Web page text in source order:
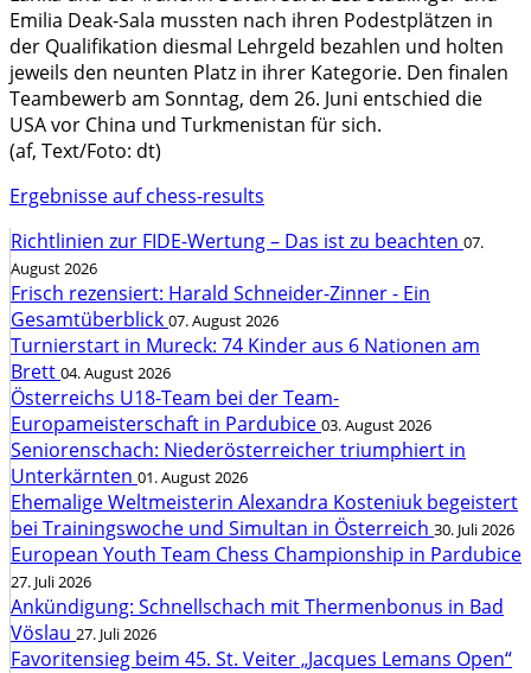
Emilia Deak-Sala mussten nach ihren Podestplätzen in
der Qualifikation diesmal Lehrgeld bezahlen und holten
jeweils den neunten Platz in ihrer Kategorie. Den finalen
Teambewerb am Sonntag, dem 26. Juni entschied die
USA vor China und Turkmenistan für sich.
(af, Text/Foto: dt)
Ergebnisse auf chess-results
Richtlinien zur FIDE-Wertung – Das ist zu beachten 07.
August 2026
Frisch rezensiert: Harald Schneider-Zinner - Ein
Gesamtüberblick 07. August 2026
Turnierstart in Mureck: 74 Kinder aus 6 Nationen am
Brett 04. August 2026
Österreichs U18-Team bei der Team-
Europameisterschaft in Pardubice 03. August 2026
Seniorenschach: Niederösterreicher triumphiert in
Unterkärnten 01. August 2026
Ehemalige Weltmeisterin Alexandra Kosteniuk begeistert
bei Trainingswoche und Simultan in Österreich 30. Juli 2026
European Youth Team Chess Championship in Pardubice
27. Juli 2026
Ankündigung: Schnellschach mit Thermenbonus in Bad
Vöslau 27. Juli 2026
Favoritensieg beim 45. St. Veiter „Jacques Lemans Open“